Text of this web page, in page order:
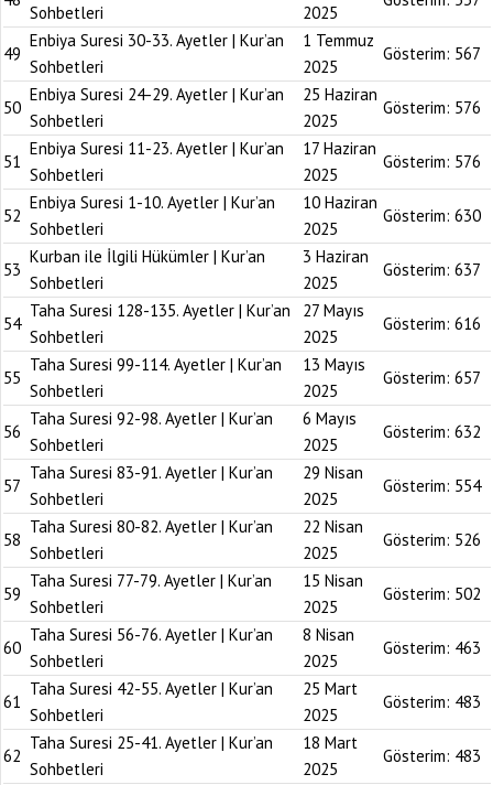
Sohbetleri 2025
49
Enbiya Suresi 30-33. Ayetler | Kur’an
Sohbetleri
1 Temmuz
2025
Gösterim: 567
50
Enbiya Suresi 24-29. Ayetler | Kur’an
Sohbetleri
25 Haziran
2025
Gösterim: 576
51
Enbiya Suresi 11-23. Ayetler | Kur’an
Sohbetleri
17 Haziran
2025
Gösterim: 576
52
Enbiya Suresi 1-10. Ayetler | Kur’an
Sohbetleri
10 Haziran
2025
Gösterim: 630
53
Kurban ile İlgili Hükümler | Kur’an
Sohbetleri
3 Haziran
2025
Gösterim: 637
54
Taha Suresi 128-135. Ayetler | Kur’an
Sohbetleri
27 Mayıs
2025
Gösterim: 616
55
Taha Suresi 99-114. Ayetler | Kur’an
Sohbetleri
13 Mayıs
2025
Gösterim: 657
56
Taha Suresi 92-98. Ayetler | Kur’an
Sohbetleri
6 Mayıs
2025
Gösterim: 632
57
Taha Suresi 83-91. Ayetler | Kur’an
Sohbetleri
29 Nisan
2025
Gösterim: 554
58
Taha Suresi 80-82. Ayetler | Kur’an
Sohbetleri
22 Nisan
2025
Gösterim: 526
59
Taha Suresi 77-79. Ayetler | Kur’an
Sohbetleri
15 Nisan
2025
Gösterim: 502
60
Taha Suresi 56-76. Ayetler | Kur’an
Sohbetleri
8 Nisan
2025
Gösterim: 463
61
Taha Suresi 42-55. Ayetler | Kur’an
Sohbetleri
25 Mart
2025
Gösterim: 483
62
Taha Suresi 25-41. Ayetler | Kur’an
Sohbetleri
18 Mart
2025
Gösterim: 483